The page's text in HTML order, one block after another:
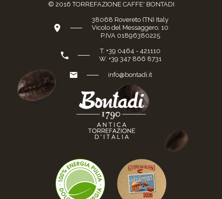
© 2016 TORREFAZIONE CAFFE' BONTADI
38068 Rovereto (TN) Italy
Vicolo del Messaggero, 10
P.IVA 01896380225
T. +39 0464 - 421110
W. +39 347 866 8731
info@bontadi.it